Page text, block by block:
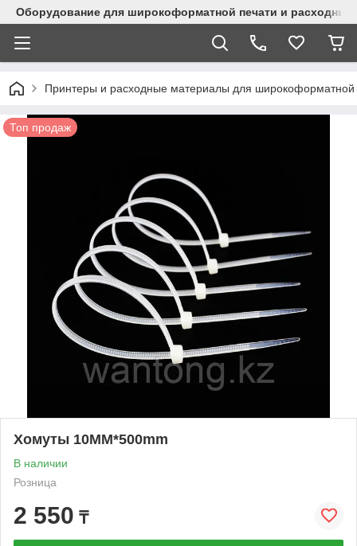
Оборудование для широкоформатной печати и
Принтеры и расходные материалы для широкоформатной
Топ продаж
Хомуты 10MM*500mm
В наличии
Розница
2 550 ₸